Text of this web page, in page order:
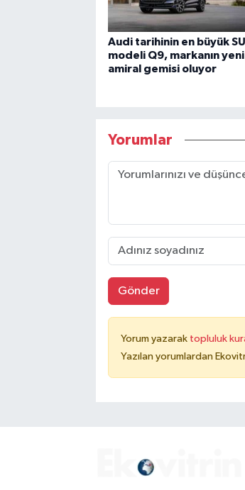
Audi tarihinin en büyük
modeli Q9, markanın yeni
amiral gemisi oluyor
Yorumlar
Gönder
Yorum yazarak topluluk
Yazılan yorumlardan